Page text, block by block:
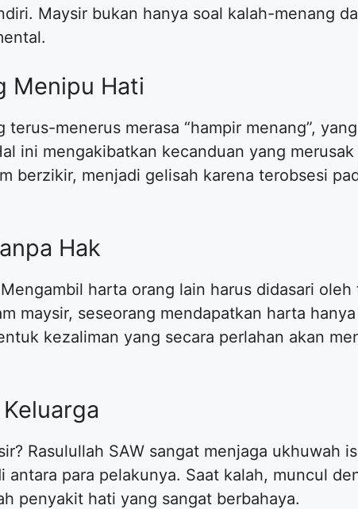
Maysir bukan hanya soal kalah-menang
Menipu Hati
menerus merasa “hampir menang”,
ini mengakibatkan kecanduan yang merusak
berzikir, menjadi gelisah karena terobsesi
Hak
harta orang lain harus didasari oleh
maysir, seseorang mendapatkan harta
kezaliman yang secara perlahan akan
Rasulullah SAW sangat menjaga ukhuwah
para pelakunya. Saat kalah, muncul
penyakit hati yang sangat berbahaya.